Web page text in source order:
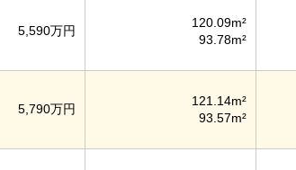
5,590万円
120.09m²
93.78m²
5,790万円
121.14m²
93.57m²